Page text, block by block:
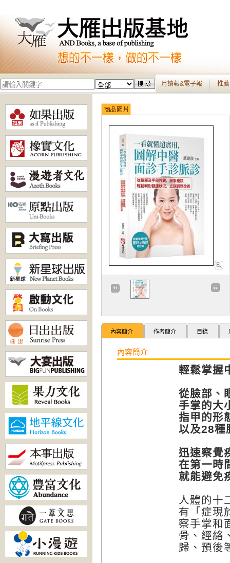
月讀報&電子報 推
內容簡介 作者簡介 目錄
內容簡介
輕鬆掌握
從臉部、
手掌的大
指甲的形
以及28種
迅速察覺
在第一時
就能避免
人體的十
有「症現
察手掌和
骨、經絡
歸、預後